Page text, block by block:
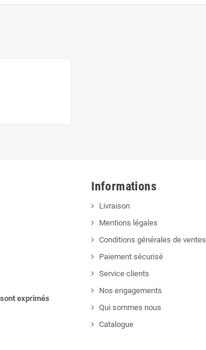
exprimés
Informations
Livraison
Mentions légales
Conditions générales de ventes
Paiement sécurisé
Service clients
Nos engagements
Qui sommes nous
Catalogue